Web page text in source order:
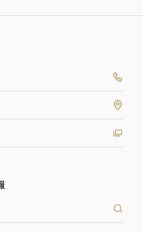
日3室】チャップリン
11:00まで